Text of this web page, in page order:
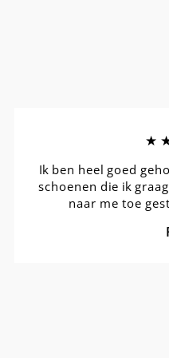
Ik ben heel goed
schoenen die ik
naar me toe